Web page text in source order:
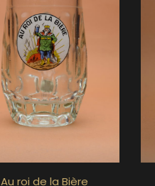
Au roi de la Bière